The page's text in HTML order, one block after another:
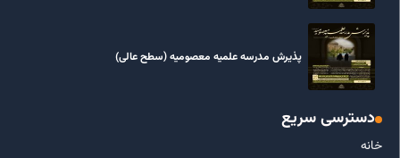
پذیرش مدرسه علمیه معصومیه‌ (سطح عالی)
دسترسی سریع
خانه